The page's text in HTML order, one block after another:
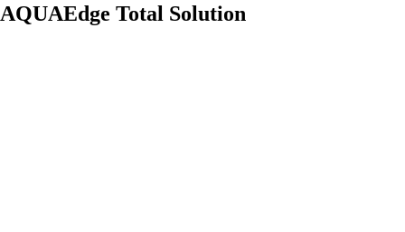
AQUAEdge Total Solution